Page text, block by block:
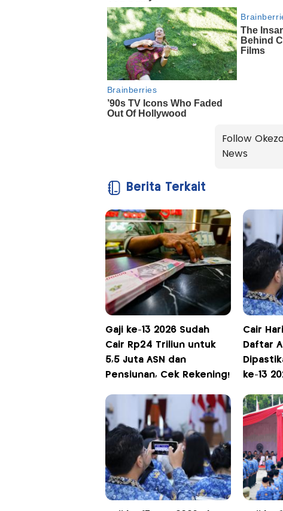
Follow
News
Berita Terkait
Gaji ke-13 2026 Sudah
Cair Rp24 Triliun untuk
5,5 Juta ASN dan
Pensiunan, Cek Rekening!
Cair
Daftar
ke-13